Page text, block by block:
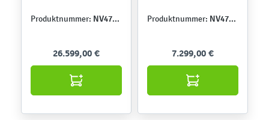
Produktnummer: NV47103Z
26.599,00 €
Produktnummer: NV47101Z
7.299,00 €